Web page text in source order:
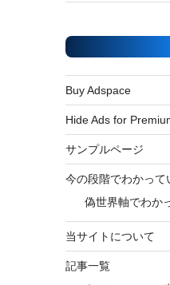
Buy Adspace
Hide Ads for
サンプルページ
今の段階でわかって
偽世界軸でわか
当サイトについて
記事一覧